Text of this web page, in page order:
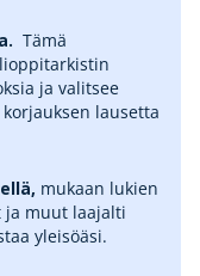
‎ Tämä
ja valitsee
lausetta
mukaan lukien
ja muut laajalti
yleisöäsi.